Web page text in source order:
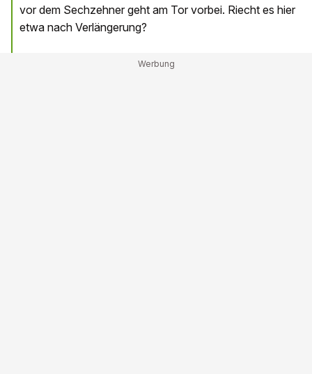
vor dem Sechzehner geht am Tor vorbei. Riecht es hier
etwa nach Verlängerung?